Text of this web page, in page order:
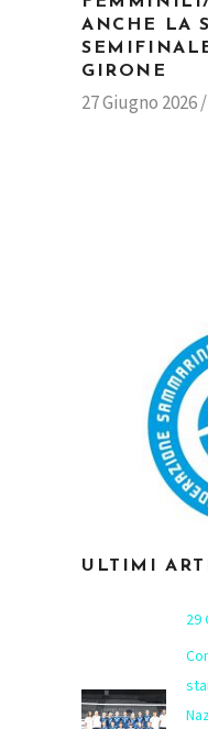
ANCHE LA
GIRONE
27 Giugno 2026
ULTIMI
29